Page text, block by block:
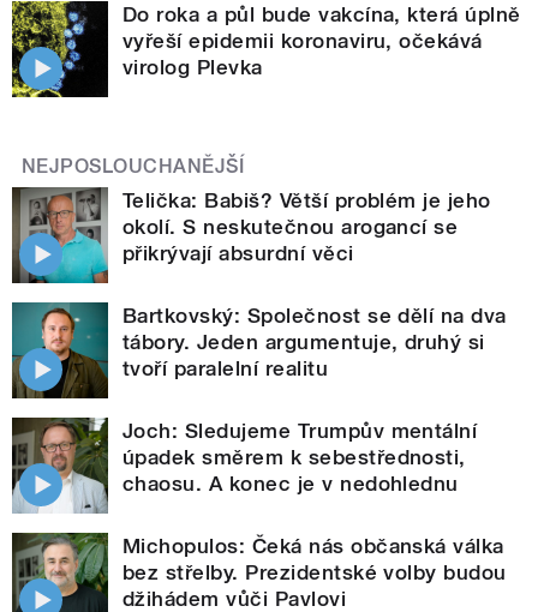
Do roka a půl bude vakcína, která úplně
vyřeší epidemii koronaviru, očekává
virolog Plevka
NEJPOSLOUCHANĚJŠÍ
Telička: Babiš? Větší problém je jeho
okolí. S neskutečnou arogancí se
přikrývají absurdní věci
Bartkovský: Společnost se dělí na dva
tábory. Jeden argumentuje, druhý si
tvoří paralelní realitu
Joch: Sledujeme Trumpův mentální
úpadek směrem k sebestřednosti,
chaosu. A konec je v nedohlednu
Michopulos: Čeká nás občanská válka
bez střelby. Prezidentské volby budou
džihádem vůči Pavlovi